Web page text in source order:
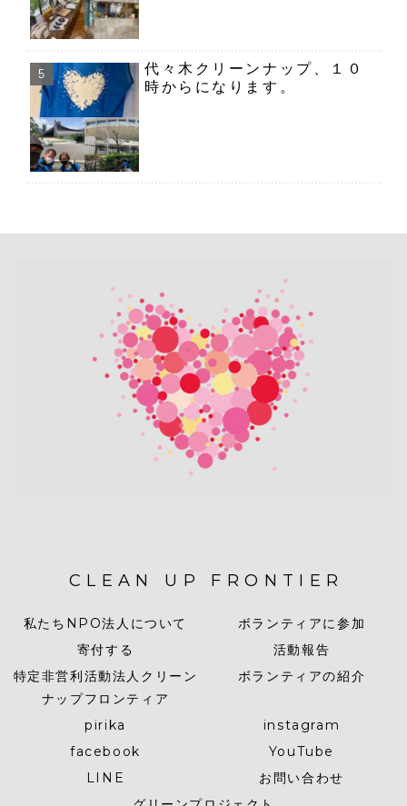
代々木クリーンナップ、１０
時からになります。
CLEAN UP FRONTIER
私たちNPO法人について
ボランティアに参加
寄付する
活動報告
特定非営利活動法人クリーン
ナップフロンティア
ボランティアの紹介
pirika
instagram
facebook
YouTube
LINE
お問い合わせ